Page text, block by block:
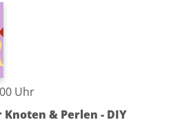
Uhr
& Perlen - DIY